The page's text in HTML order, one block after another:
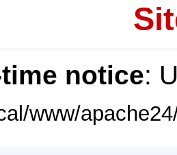
notice:
www/